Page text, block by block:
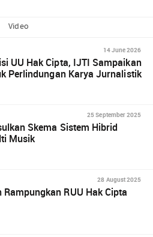
Video
14 June 2026
UU Hak Cipta, IJTI Sampaikan
Perlindungan Karya Jurnalistik
25 September 2025
Skema Sistem Hibrid
Musik
28 August 2025
Rampungkan RUU Hak Cipta